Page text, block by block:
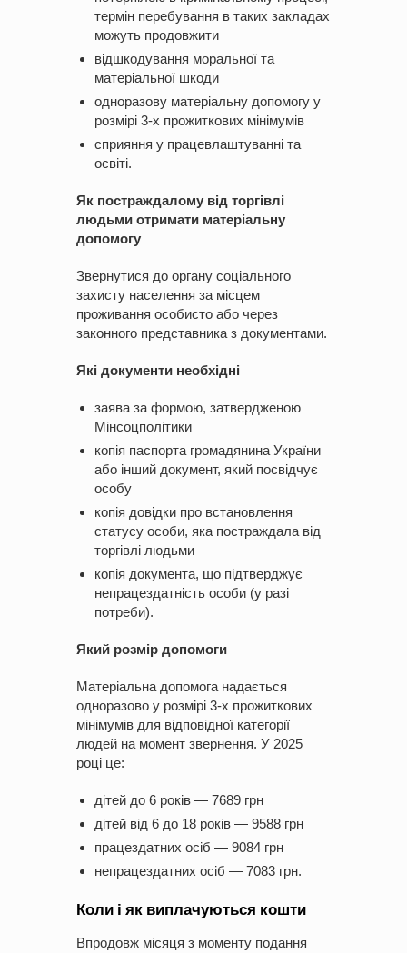
термін перебування в таких закладах
можуть продовжити
відшкодування моральної та
матеріальної шкоди
одноразову матеріальну допомогу у
розмірі 3-х прожиткових мінімумів
сприяння у працевлаштуванні та
освіті.
Як постраждалому від торгівлі
людьми отримати матеріальну
допомогу
Звернутися до органу соціального
захисту населення за місцем
проживання особисто або через
законного представника з документами.
Які документи необхідні
заява за формою, затвердженою
Мінсоцполітики
копія паспорта громадянина України
або інший документ, який посвідчує
особу
копія довідки про встановлення
статусу особи, яка постраждала від
торгівлі людьми
копія документа, що підтверджує
непрацездатність особи (у разі
потреби).
Який розмір допомоги
Матеріальна допомога надається
одноразово у розмірі 3-х прожиткових
мінімумів для відповідної категорії
людей на момент звернення. У 2025
році це:
дітей до 6 років — 7689 грн
дітей від 6 до 18 років — 9588 грн
працездатних осіб — 9084 грн
непрацездатних осіб — 7083 грн.
Коли і як виплачуються кошти
Впродовж місяця з моменту подання